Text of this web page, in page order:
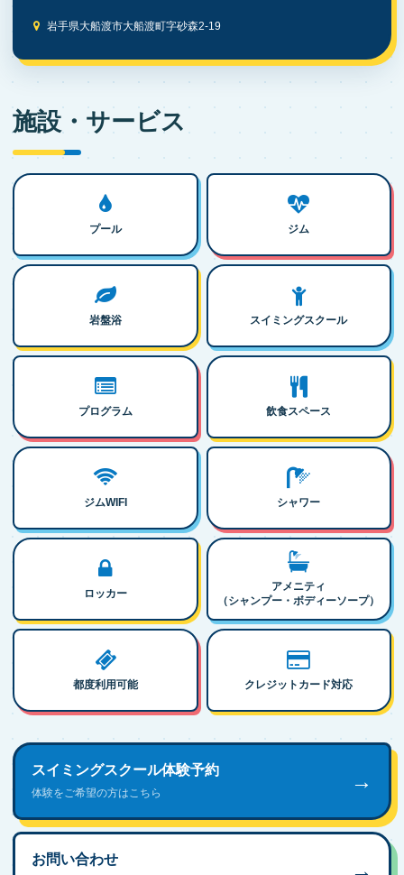
岩手県大船渡市大船渡町字砂森2-19
施設・サービス
プール ジム
岩盤浴 スイミングスクール
プログラム 飲食スペース
ジムWIFI シャワー
ロッカー
アメニティ
（シャンプー・ボディーソープ）
都度利用可能 クレジットカード対応
スイミングスクール体験予約
体験をご希望の方はこちら →
お問い合わせ